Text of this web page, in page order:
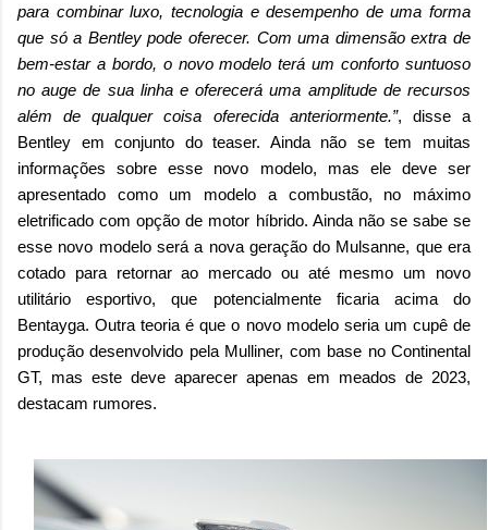
para combinar luxo, tecnologia e desempenho de uma forma
que só a Bentley pode oferecer. Com uma dimensão extra de
bem-estar a bordo, o novo modelo terá um conforto suntuoso
no auge de sua linha e oferecerá uma amplitude de recursos
além de qualquer coisa oferecida anteriormente.”, disse a
Bentley em conjunto do teaser. Ainda não se tem muitas
informações sobre esse novo modelo, mas ele deve ser
apresentado como um modelo a combustão, no máximo
eletrificado com opção de motor híbrido. Ainda não se sabe se
esse novo modelo será a nova geração do Mulsanne, que era
cotado para retornar ao mercado ou até mesmo um novo
utilitário esportivo, que potencialmente ficaria acima do
Bentayga. Outra teoria é que o novo modelo seria um cupê de
produção desenvolvido pela Mulliner, com base no Continental
GT, mas este deve aparecer apenas em meados de 2023,
destacam rumores.